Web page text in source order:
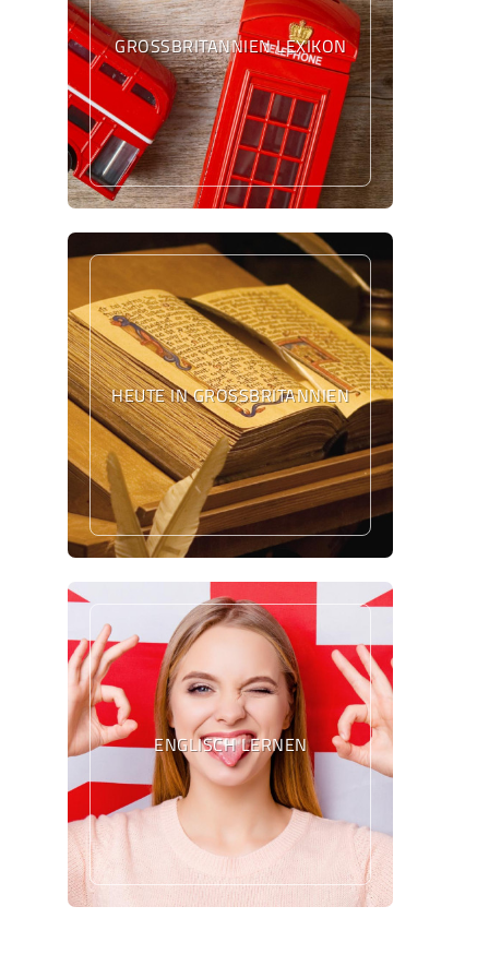
GROSSBRITANNIEN LEXIKON
HEUTE IN GROSSBRITANNIEN
ENGLISCH LERNEN